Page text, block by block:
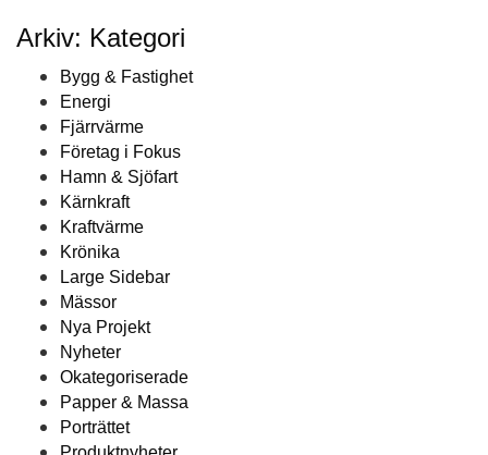
Arkiv: Kategori
Bygg & Fastighet
Energi
Fjärrvärme
Företag i Fokus
Hamn & Sjöfart
Kärnkraft
Kraftvärme
Krönika
Large Sidebar
Mässor
Nya Projekt
Nyheter
Okategoriserade
Papper & Massa
Porträttet